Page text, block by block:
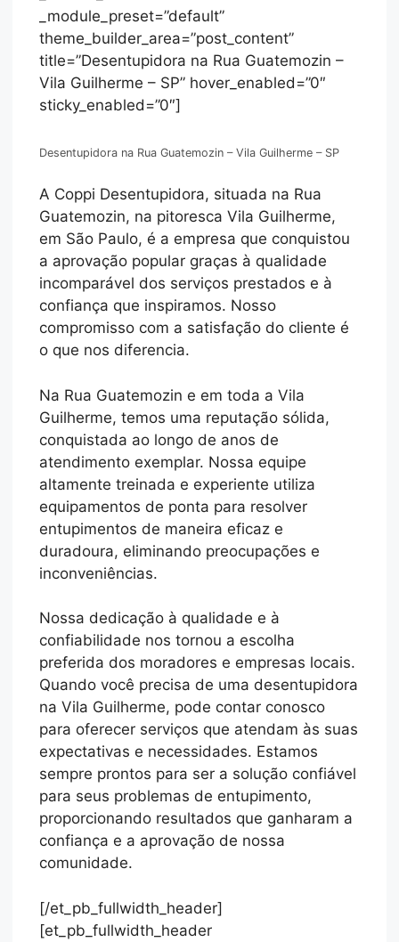
_module_preset=”default”
theme_builder_area=”post_content”
title=”Desentupidora na Rua Guatemozin –
Vila Guilherme – SP” hover_enabled=”0″
sticky_enabled=”0″]
Desentupidora na Rua Guatemozin – Vila Guilherme – SP
A Coppi Desentupidora, situada na Rua
Guatemozin, na pitoresca Vila Guilherme,
em São Paulo, é a empresa que conquistou
a aprovação popular graças à qualidade
incomparável dos serviços prestados e à
confiança que inspiramos. Nosso
compromisso com a satisfação do cliente é
o que nos diferencia.
Na Rua Guatemozin e em toda a Vila
Guilherme, temos uma reputação sólida,
conquistada ao longo de anos de
atendimento exemplar. Nossa equipe
altamente treinada e experiente utiliza
equipamentos de ponta para resolver
entupimentos de maneira eficaz e
duradoura, eliminando preocupações e
inconveniências.
Nossa dedicação à qualidade e à
confiabilidade nos tornou a escolha
preferida dos moradores e empresas locais.
Quando você precisa de uma desentupidora
na Vila Guilherme, pode contar conosco
para oferecer serviços que atendam às suas
expectativas e necessidades. Estamos
sempre prontos para ser a solução confiável
para seus problemas de entupimento,
proporcionando resultados que ganharam a
confiança e a aprovação de nossa
comunidade.
[/et_pb_fullwidth_header]
[et_pb_fullwidth_header